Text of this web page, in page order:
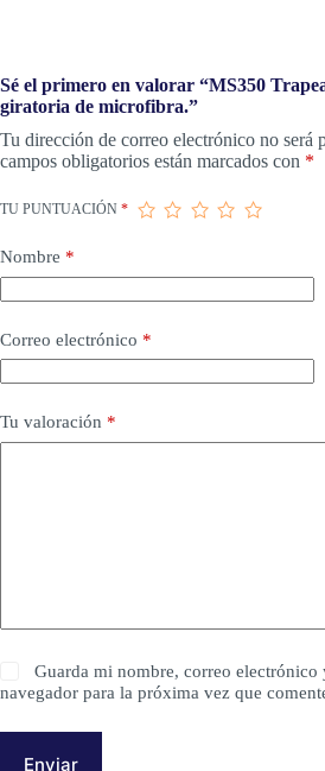
Sé el primero en valorar “MS350
giratoria de microfibra.”
Tu dirección de correo electrónico no será
campos obligatorios están marcados con *
TU PUNTUACIÓN *
Nombre *
Correo electrónico *
Tu valoración *
Guarda mi nombre, correo electrónico
navegador para la próxima vez que
Enviar